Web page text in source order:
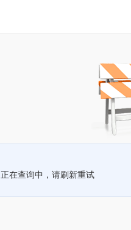
正在查询中，请刷新重试